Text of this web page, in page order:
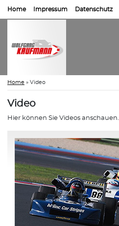
Home Impressum Datenschutz
Home » Video
Video
Hier können Sie Videos anschauen.